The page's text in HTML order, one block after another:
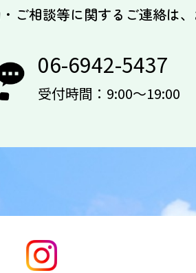
ご相談等に関するご連絡は
06-6942-5437
受付時間：9:00～19:00